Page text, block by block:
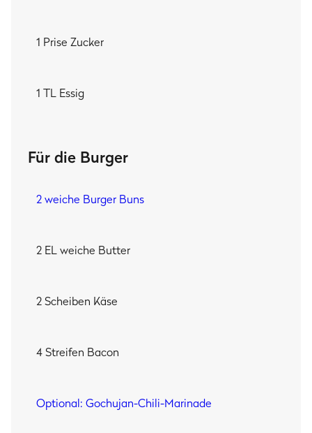
1 Prise Zucker
1 TL Essig
Für die Burger
2 weiche Burger Buns
2 EL weiche Butter
2 Scheiben Käse
4 Streifen Bacon
Optional: Gochujan-Chili-Marinade